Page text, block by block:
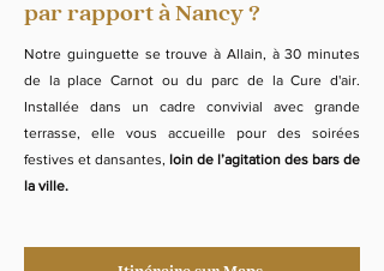
par rapport à Nancy ?
Notre guinguette se trouve à Allain, à 30 minutes
de la place Carnot ou du parc de la Cure d'air.
Installée dans un cadre convivial avec grande
terrasse, elle vous accueille pour des soirées
festives et dansantes, loin de l’agitation des bars de
la ville.